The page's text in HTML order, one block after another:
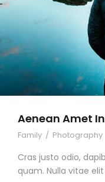
Aenean Amet
Family / Photography
Cras justo odio,
quam. Nulla vitae